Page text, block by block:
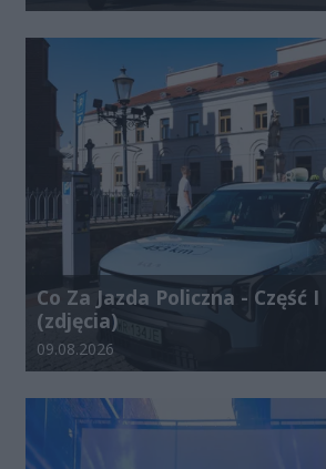
Co Za Jazda Policzna - Część I
(zdjęcia)
Data dodania galerii:
09.08.2026